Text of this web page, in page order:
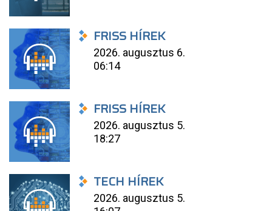
FRISS HÍREK
2026. augusztus 6.
06:14
FRISS HÍREK
2026. augusztus 5.
18:27
TECH HÍREK
2026. augusztus 5.